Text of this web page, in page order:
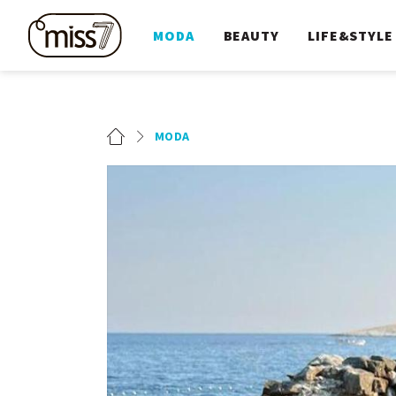
MODA BEAUTY LIFE&STYLE
MODA